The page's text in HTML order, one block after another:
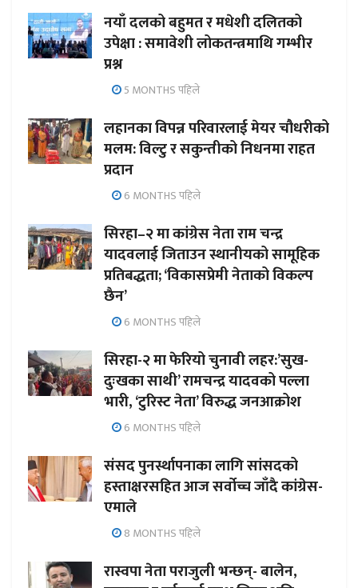
नयाँ दलको बहुमत र मधेशी दलितको
उपेक्षा : समावेशी लोकतन्त्रमाथि गम्भीर
प्रश्न
5 MONTHS पहिले
लहानका विपन्न परिवारलाई मेयर चौधरीको
मलम: विल्टु र सकुन्तीको निधनमा राहत
प्रदान
6 MONTHS पहिले
सिरहा–२ मा कांग्रेस नेता राम चन्द्र
यादवलाई जिताउन स्थानीयको सामूहिक
प्रतिबद्धता; ‘विकासप्रेमी नेताको विकल्प
छैन’
6 MONTHS पहिले
सिरहा-२ मा फेरियो चुनावी लहर:’सुख-
दुःखका साथी’ रामचन्द्र यादवको पल्ला
भारी, ‘टुरिस्ट नेता’ विरुद्ध जनआक्रोश
6 MONTHS पहिले
संसद पुनर्स्थापनाका लागि सांसदको
हस्ताक्षरसहित आज सर्वोच्च जाँदै कांग्रेस-
एमाले
8 MONTHS पहिले
रास्वपा नेता पराजुली भन्छन्- बालेन,